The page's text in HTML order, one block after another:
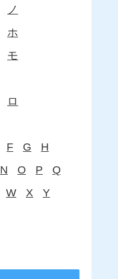
ノ
ホ
モ
ロ
F G
H
N O P
Q
W X
Y